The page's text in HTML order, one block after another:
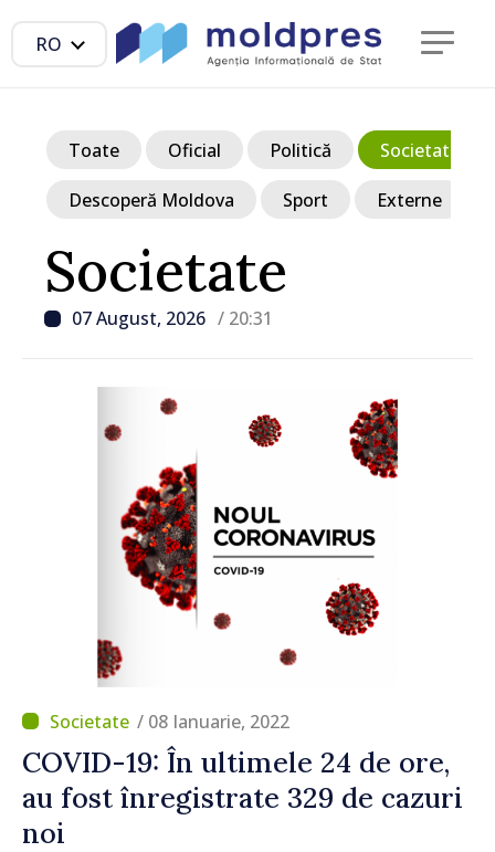
RO
Societate
07 August, 2026 / 20:31
Toate Oficial Politică Societate
Descoperă Moldova Sport Externe
/ 08 Ianuarie, 2022
COVID-19: În ultimele 24 de ore,
au fost înregistrate 329 de cazuri
noi